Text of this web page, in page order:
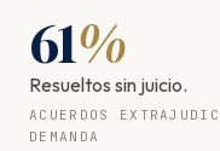
61%
Resueltos sin juicio.
ACUERDOS
DEMANDA